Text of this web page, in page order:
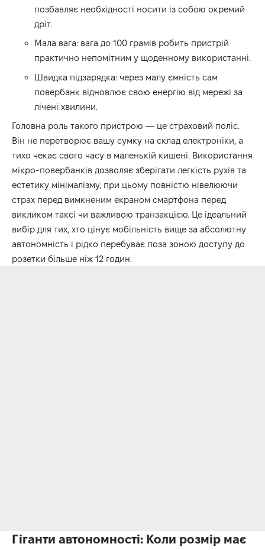
позбавляє необхідності носити із собою окремий
дріт.
Мала вага: вага до 100 грамів робить пристрій
практично непомітним у щоденному використанні.
Швидка підзарядка: через малу ємність сам
повербанк відновлює свою енергію від мережі за
лічені хвилини.
Головна роль такого пристрою — це страховий поліс.
Він не перетворює вашу сумку на склад електроніки, а
тихо чекає свого часу в маленькій кишені. Використання
мікро-повербанків дозволяє зберігати легкість рухів та
естетику мінімалізму, при цьому повністю нівелюючи
страх перед вимкненим екраном смартфона перед
викликом таксі чи важливою транзакцією. Це ідеальний
вибір для тих, хто цінує мобільність вище за абсолютну
автономність і рідко перебуває поза зоною доступу до
розетки більше ніж 12 годин.
Гіганти автономності: Коли розмір має